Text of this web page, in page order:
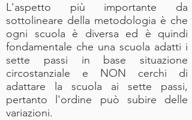
L'aspetto più importante da
sottolineare della metodologia è che
ogni scuola è diversa ed è quindi
fondamentale che una scuola adatti i
sette passi in base situazione
circostanziale e NON cerchi di
adattare la scuola ai sette passi,
pertanto l'ordine può subire delle
variazioni.